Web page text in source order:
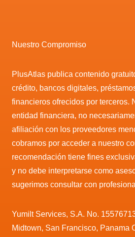
Nuestro Compromiso
PlusAtlas publica contenido
crédito, bancos digitales,
financieros ofrecidos por terceros.
entidad financiera, no
afiliación con los proveedores
cobramos por acceder a nuestro
recomendación tiene fines
y no debe interpretarse como
sugerimos consultar con
Yumilt Services, S.A. No.
Midtown, San Francisco, Panama